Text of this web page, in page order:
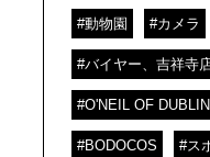
#動物園 #カメラ
#バイヤー、吉祥寺
#O'NEIL OF DUBLIN
#BODOCOS #ス